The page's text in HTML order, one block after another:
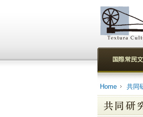
Home 共同